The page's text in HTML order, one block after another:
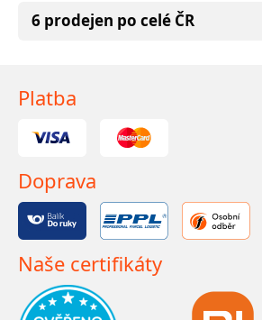
6 prodejen po celé ČR
Platba
Doprava
Naše certifikáty